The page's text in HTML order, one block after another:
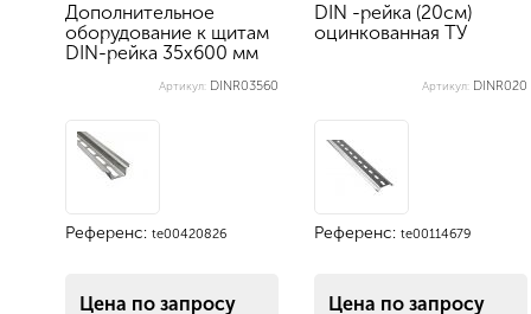
Дополнительное
оборудование к щитам
DIN-рейка 35х600 мм
Артикул: DINR03560
Референс: te00420826
Цена по запросу
DIN -рейка (20см)
оцинкованная ТУ
Артикул: DINR020
Референс: te00114679
Цена по запросу